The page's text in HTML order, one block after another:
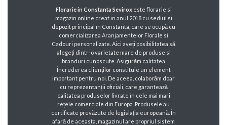
Florarie in Constanta Seviroxeste florarie si
magazin online creat in anul 2018 cu sediul și
depozit principal în Constanta, care se ocupă cu
comercializarea Aranjamentelor Florale si
Cadouri personalizate. Aici aveți posibilitatea să
alegeți dintr-o varietate mare de produse si
branduri cunoscute. Asigurăm calitatea
Încrederea clienților constituie un element
important pentru noi. De aceea, colaborăm doar
cu reprezentanții oficiali, care garantează
calitatea produselor livrate în cele mai mari
rețele comerciale din Europa. Produsele au
certificate prevăzute de legislația europeană. În
afară de aceasta, magazinul are propriul sistem